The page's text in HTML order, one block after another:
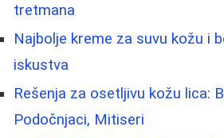
tretmana
Najbolje kreme za suvu kožu i
iskustva
Rešenja za osetljivu kožu lica:
Podočnjaci, Mitiseri